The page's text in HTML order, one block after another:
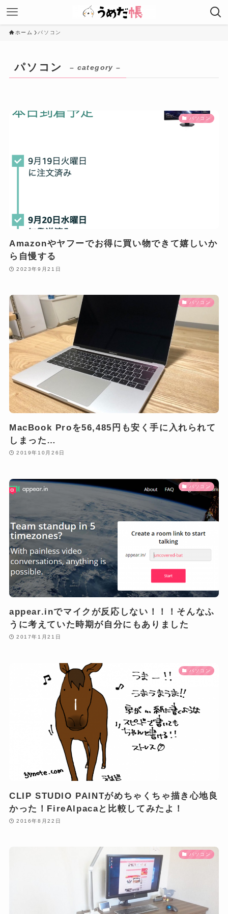
ホーム パソコン
パソコン – category –
パソコン
Amazonやヤフーでお得に買い物できて嬉しいか
ら自慢する
2023年9月21日
パソコン
MacBook Proを56,485円も安く手に入れられて
しまった…
2019年10月26日
パソコン
appear.inでマイクが反応しない！！！そんなふ
うに考えていた時期が自分にもありました
2017年1月21日
パソコン
CLIP STUDIO PAINTがめちゃくちゃ描き心地良
かった！FireAlpacaと比較してみたよ！
2016年8月22日
パソコン